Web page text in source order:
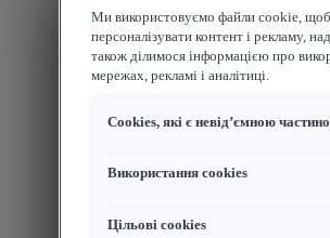
Ми використовуємо файли cookie,
персоналізувати контент і рекламу,
також ділимося інформацією про
мережах, рекламі і аналітиці.
Сookies, які є невід’ємною
Використання cookies
Цільові сookies